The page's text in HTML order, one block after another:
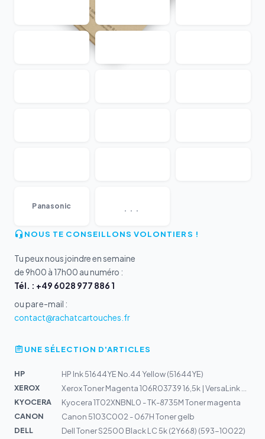
Panasonic ...
NOUS TE CONSEILLONS VOLONTIERS !
Tu peux nous joindre en semaine
de 9h00 à 17h00 au numéro :
Tél. : +49 6028 977 886 1
ou par e-mail :
contact@rachatcartouches.fr
UNE SÉLECTION D'ARTICLES
HP
HP Ink 51644YE No.44 Yellow (51644YE)
XEROX
KYOCERA
Kyocera 1T02XNBNL0 - TK-8735M Toner magenta
CANON
Canon 5103C002 - 067H Toner gelb
DELL
Dell Toner S2500 Black LC 5k (2Y668) (593-10022)